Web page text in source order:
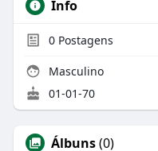
Info
0Postagens
Masculino
01-01-70
Álbuns(0)